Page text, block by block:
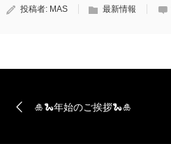
投稿者: MAS 最新情報
🎍🐍年始のご挨拶🐍🎍